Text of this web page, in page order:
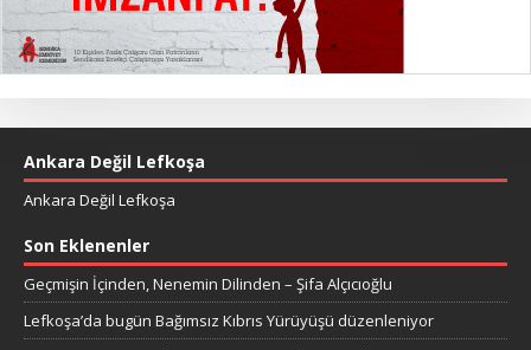
Ankara Değil Lefkoşa
Ankara Değil Lefkoşa
Son Eklenenler
Geçmişin İçinden, Nenemin Dilinden – Şifa Alçıcıoğlu
Lefkoşa’da bugün Bağımsız Kıbrıs Yürüyüşü düzenleniyor